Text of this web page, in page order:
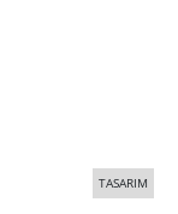
TASARIM